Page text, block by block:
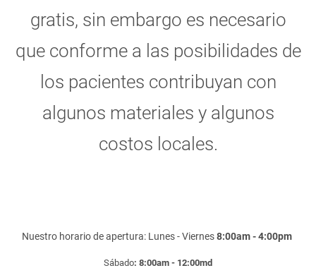
gratis, sin embargo es necesario
que conforme a las posibilidades de
los pacientes contribuyan con
algunos materiales y algunos
costos locales.
Nuestro horario de apertura: Lunes - Viernes8:00am - 4:00pm
Sábado: 8:00am - 12:00md